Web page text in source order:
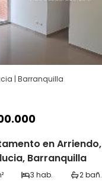
| Barranquilla
en Arriendo,
Barranquilla